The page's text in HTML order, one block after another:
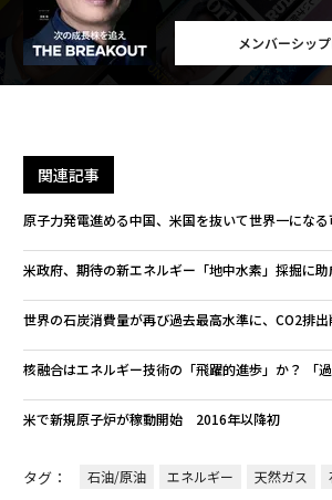
メンバーシッ
関連記事
原子力発電進める中国、米国を抜いて世界一になる
米政府、期待の新エネルギー「地中水素」採掘に
世界の石炭消費量が再び過去最高水準に、CO2排出
核融合はエネルギー技術の「飛躍的進歩」か？ 「
米で新規原子炉が稼動開始 2016年以降初
タグ： 石油/原油 エネルギー 天然ガス